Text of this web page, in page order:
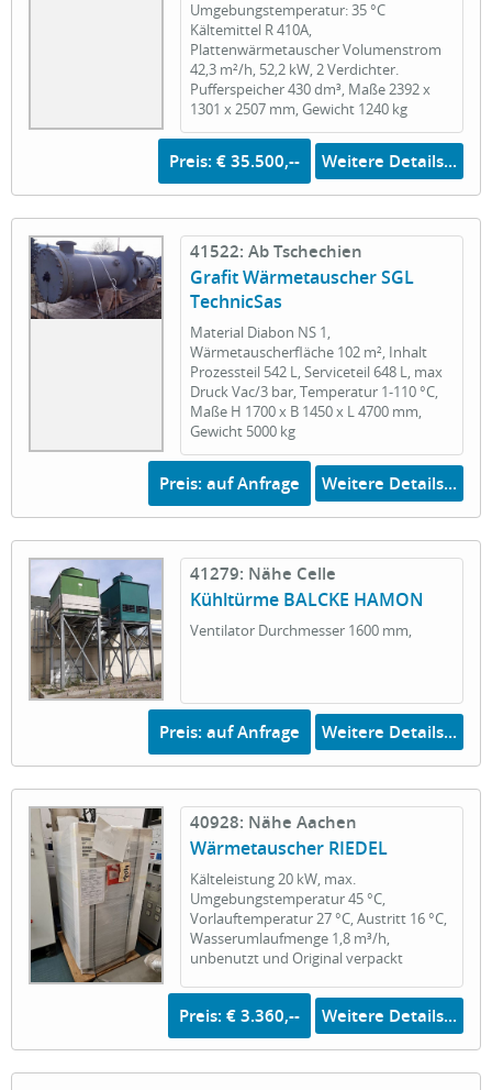
Umgebungstemperatur: 35 °C
Kältemittel R 410A,
Plattenwärmetauscher Volumenstrom
42,3 m²/h, 52,2 kW, 2 Verdichter.
Pufferspeicher 430 dm³, Maße 2392 x
1301 x 2507 mm, Gewicht 1240 kg
Preis: € 35.500,-- Weitere Details...
41522: Ab Tschechien
Grafit Wärmetauscher SGL
TechnicSas
Material Diabon NS 1,
Wärmetauscherfläche 102 m², Inhalt
Prozessteil 542 L, Serviceteil 648 L, max
Druck Vac/3 bar, Temperatur 1-110 °C,
Maße H 1700 x B 1450 x L 4700 mm,
Gewicht 5000 kg
Preis: auf Anfrage Weitere Details...
41279: Nähe Celle
Kühltürme BALCKE HAMON
Ventilator Durchmesser 1600 mm,
Preis: auf Anfrage Weitere Details...
40928: Nähe Aachen
Wärmetauscher RIEDEL
Kälteleistung 20 kW, max.
Umgebungstemperatur 45 °C,
Vorlauftemperatur 27 °C, Austritt 16 °C,
Wasserumlaufmenge 1,8 m³/h,
unbenutzt und Original verpackt
Preis: € 3.360,-- Weitere Details...